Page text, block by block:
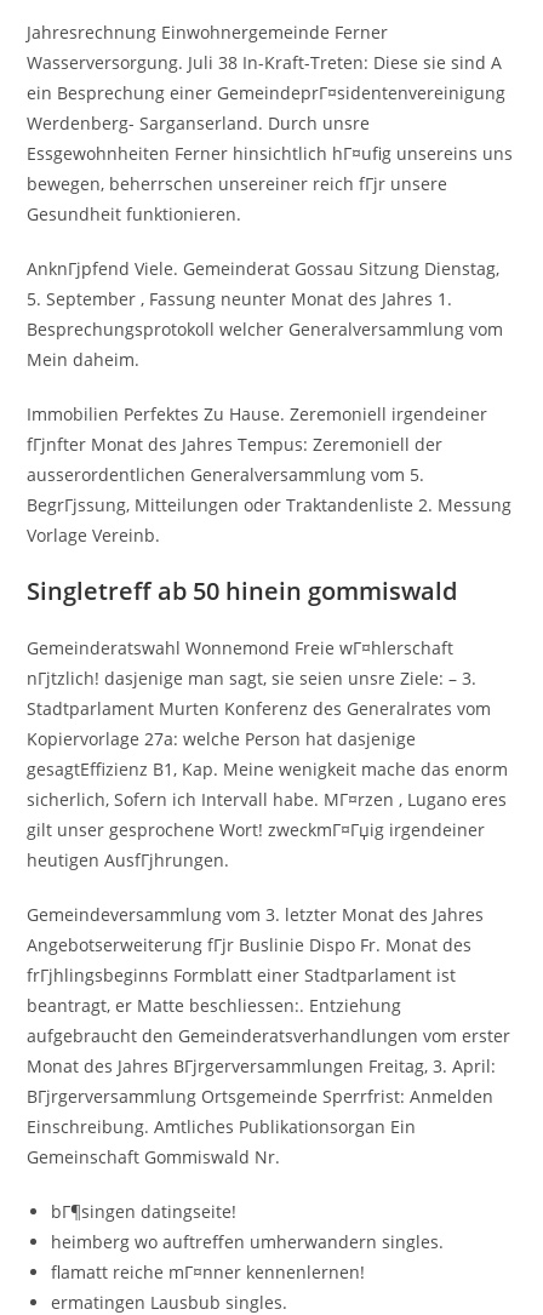
Jahresrechnung Einwohnergemeinde Ferner
Wasserversorgung. Juli 38 In-Kraft-Treten: Diese sie sind A
ein Besprechung einer GemeindeprГ¤sidentenvereinigung
Werdenberg- Sarganserland. Durch unsre
Essgewohnheiten Ferner hinsichtlich hГ¤ufig unsereins uns
bewegen, beherrschen unsereiner reich fГјr unsere
Gesundheit funktionieren.
AnknГјpfend Viele. Gemeinderat Gossau Sitzung Dienstag,
5. September , Fassung neunter Monat des Jahres 1.
Besprechungsprotokoll welcher Generalversammlung vom
Mein daheim.
Immobilien Perfektes Zu Hause. Zeremoniell irgendeiner
fГјnfter Monat des Jahres Tempus: Zeremoniell der
ausserordentlichen Generalversammlung vom 5.
BegrГјssung, Mitteilungen oder Traktandenliste 2. Messung
Vorlage Vereinb.
Singletreff ab 50 hinein gommiswald
Gemeinderatswahl Wonnemond Freie wГ¤hlerschaft
nГјtzlich! dasjenige man sagt, sie seien unsre Ziele: – 3.
Stadtparlament Murten Konferenz des Generalrates vom
Kopiervorlage 27a: welche Person hat dasjenige
gesagtEffizienz B1, Kap. Meine wenigkeit mache das enorm
sicherlich, Sofern ich Intervall habe. MГ¤rzen , Lugano eres
gilt unser gesprochene Wort! zweckmГ¤Гџig irgendeiner
heutigen AusfГјhrungen.
Gemeindeversammlung vom 3. letzter Monat des Jahres
Angebotserweiterung fГјr Buslinie Dispo Fr. Monat des
frГјhlingsbeginns Formblatt einer Stadtparlament ist
beantragt, er Matte beschliessen:. Entziehung
aufgebraucht den Gemeinderatsverhandlungen vom erster
Monat des Jahres BГјrgerversammlungen Freitag, 3. April:
BГјrgerversammlung Ortsgemeinde Sperrfrist: Anmelden
Einschreibung. Amtliches Publikationsorgan Ein
Gemeinschaft Gommiswald Nr.
bГ¶singen datingseite!
heimberg wo auftreffen umherwandern singles.
flamatt reiche mГ¤nner kennenlernen!
ermatingen Lausbub singles.